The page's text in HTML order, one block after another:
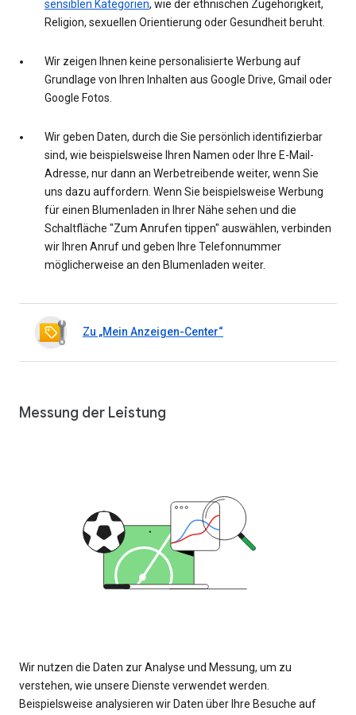
sensiblen Kategorien, wie der ethnischen Zugehörigkeit,
Religion, sexuellen Orientierung oder Gesundheit beruht.
Wir zeigen Ihnen keine personalisierte Werbung auf
Grundlage von Ihren Inhalten aus Google Drive, Gmail oder
Google Fotos.
Wir geben Daten, durch die Sie persönlich identifizierbar
sind, wie beispielsweise Ihren Namen oder Ihre E-Mail-
Adresse, nur dann an Werbetreibende weiter, wenn Sie
uns dazu auffordern. Wenn Sie beispielsweise Werbung
für einen Blumenladen in Ihrer Nähe sehen und die
Schaltfläche "Zum Anrufen tippen" auswählen, verbinden
wir Ihren Anruf und geben Ihre Telefonnummer
möglicherweise an den Blumenladen weiter.
Zu „Mein Anzeigen-Center“
Messung der Leistung
Wir nutzen die Daten zur Analyse und Messung, um zu
verstehen, wie unsere Dienste verwendet werden.
Beispielsweise analysieren wir Daten über Ihre Besuche auf